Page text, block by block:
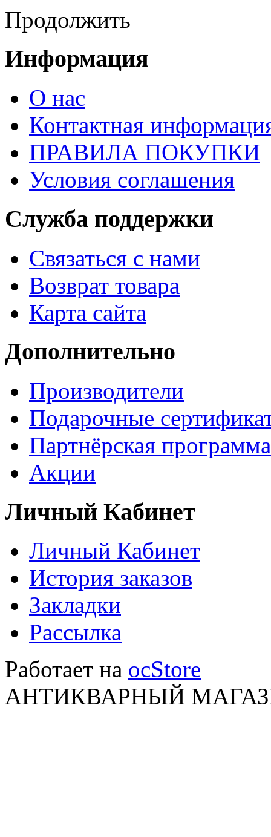
Продолжить
Информация
О нас
Контактная
ПРАВИЛА ПОКУПКИ
Условия соглашения
Служба поддержки
Связаться с нами
Возврат товара
Карта сайта
Дополнительно
Производители
Подарочные
Партнёрская программа
Акции
Личный Кабинет
Личный Кабинет
История заказов
Закладки
Рассылка
Работает на ocStore
АНТИКВАРНЫЙ